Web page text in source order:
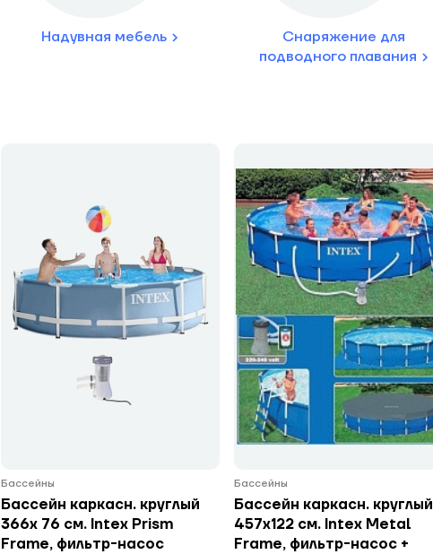
Надувная мебель
Снаряжение для
подводного плавания
Бассейны
Бассейн каркасн. круглый
366х 76 см. Intex Prism
Frame, фильтр-насос
Бассейны
Бассейн каркасн. круглый
457х122 см. Intex Metal
Frame, фильтр-насос +